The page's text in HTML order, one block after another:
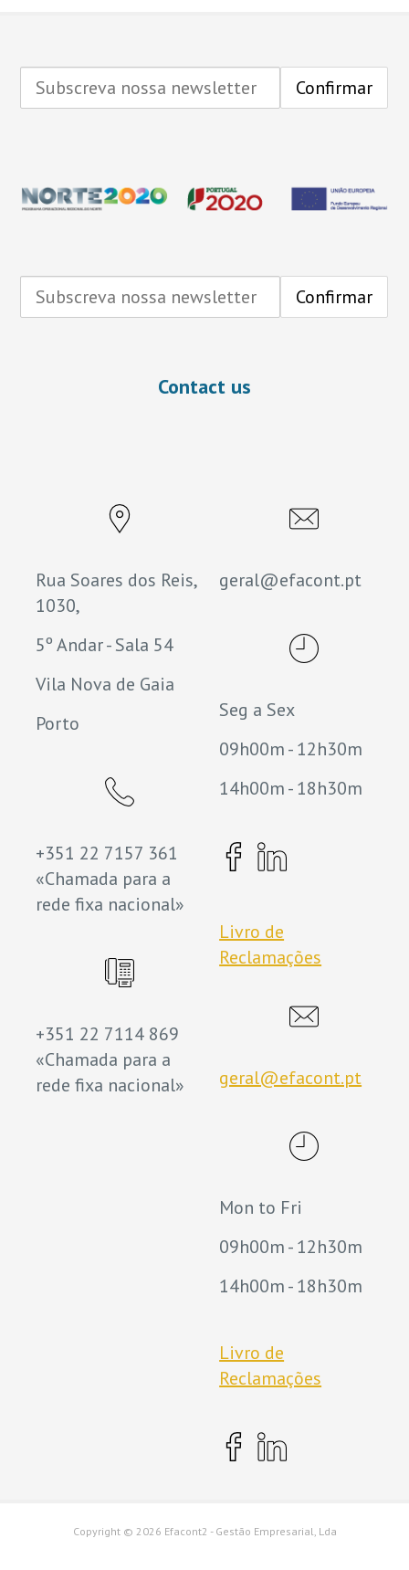
Contact us
Rua Soares dos Reis,
1030,
5º Andar - Sala 54
Vila Nova de Gaia
Porto
+351 22 7157 361
«Chamada para a
rede fixa nacional»
+351 22 7114 869
«Chamada para a
rede fixa nacional»
geral@efacont.pt
Seg a Sex
09h00m - 12h30m
14h00m - 18h30m
Livro de
Reclamações
geral@efacont.pt
Mon to Fri
09h00m - 12h30m
14h00m - 18h30m
Livro de
Reclamações
Copyright © 2026 Efacont2 - Gestão Empresarial, Lda